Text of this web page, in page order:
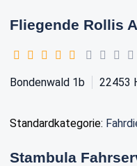
Fliegende Rollis
Bondenwald 1b 22453
Standardkategorie:
Stambula